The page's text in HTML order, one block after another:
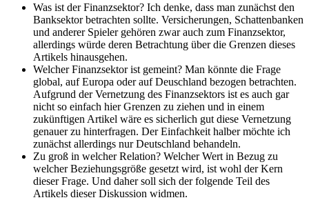
Was ist der Finanzsektor? Ich denke, dass man zunächst den
Banksektor betrachten sollte. Versicherungen, Schattenbanken
und anderer Spieler gehören zwar auch zum Finanzsektor,
allerdings würde deren Betrachtung über die Grenzen dieses
Artikels hinausgehen.
Welcher Finanzsektor ist gemeint? Man könnte die Frage
global, auf Europa oder auf Deuschland bezogen betrachten.
Aufgrund der Vernetzung des Finanzsektors ist es auch gar
nicht so einfach hier Grenzen zu ziehen und in einem
zukünftigen Artikel wäre es sicherlich gut diese Vernetzung
genauer zu hinterfragen. Der Einfachkeit halber möchte ich
zunächst allerdings nur Deutschland behandeln.
Zu groß in welcher Relation? Welcher Wert in Bezug zu
welcher Beziehungsgröße gesetzt wird, ist wohl der Kern
dieser Frage. Und daher soll sich der folgende Teil des
Artikels dieser Diskussion widmen.